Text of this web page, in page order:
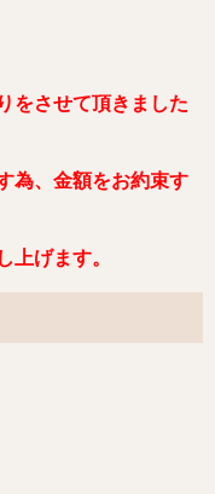
をさせて頂きました
為、金額をお約束す
上げます。